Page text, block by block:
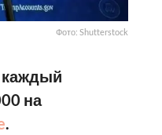
Фото: Shutterstock
каждый
на
.